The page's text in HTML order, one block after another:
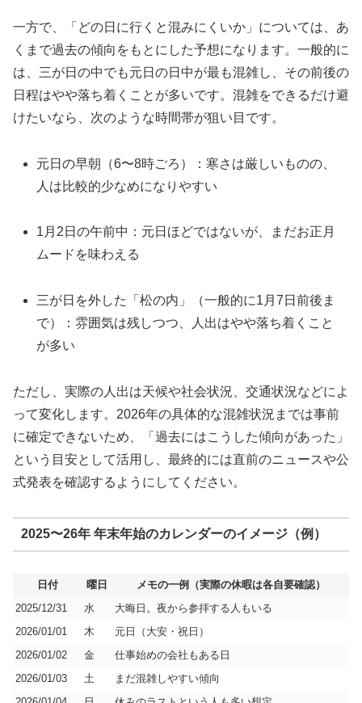
一方で、「どの日に行くと混みにくいか」については、あ
くまで過去の傾向をもとにした予想になります。一般的に
は、三が日の中でも元日の日中が最も混雑し、その前後の
日程はやや落ち着くことが多いです。混雑をできるだけ避
けたいなら、次のような時間帯が狙い目です。
元日の早朝（6〜8時ごろ）：寒さは厳しいものの、
人は比較的少なめになりやすい
1月2日の午前中：元日ほどではないが、まだお正月
ムードを味わえる
三が日を外した「松の内」（一般的に1月7日前後ま
で）：雰囲気は残しつつ、人出はやや落ち着くこと
が多い
ただし、実際の人出は天候や社会状況、交通状況などによ
って変化します。2026年の具体的な混雑状況までは事前
に確定できないため、「過去にはこうした傾向があった」
という目安として活用し、最終的には直前のニュースや公
式発表を確認するようにしてください。
2025〜26年 年末年始のカレンダーのイメージ（例）
日付 曜日
メモの一例（実際の休暇は各自要確認）
2025/12/31
水
大晦日。夜から参拝する人もいる
2026/01/01
木
元日（大安・祝日）
2026/01/02
金
仕事始めの会社もある日
2026/01/03
土
まだ混雑しやすい傾向